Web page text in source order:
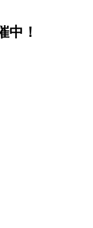
中！